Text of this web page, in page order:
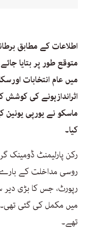
اطلاعات کے مطابق
متوقع طور پر بتایا
میں عام انتخابات
اثراندازہونے کی
ماسکو نے یورپی یونین
کیا۔
رکن پارلیمنٹ ڈومینک
روسی مداخلت کے بارے
میں مکمل کی گئی
تھے۔